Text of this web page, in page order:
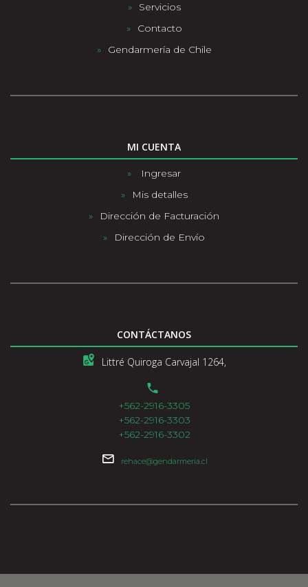
Servicios
Contacto
Gendarmería de Chile
MI CUENTA
Ingresar
Mis detalles
Dirección de Facturación
Dirección de Envío
CONTÁCTANOS
Littré Quiroga Carvajal 1264,
+562-2916-3305
+562-2916-3303
+562-2916-3302
rehace@gendarmeria.cl